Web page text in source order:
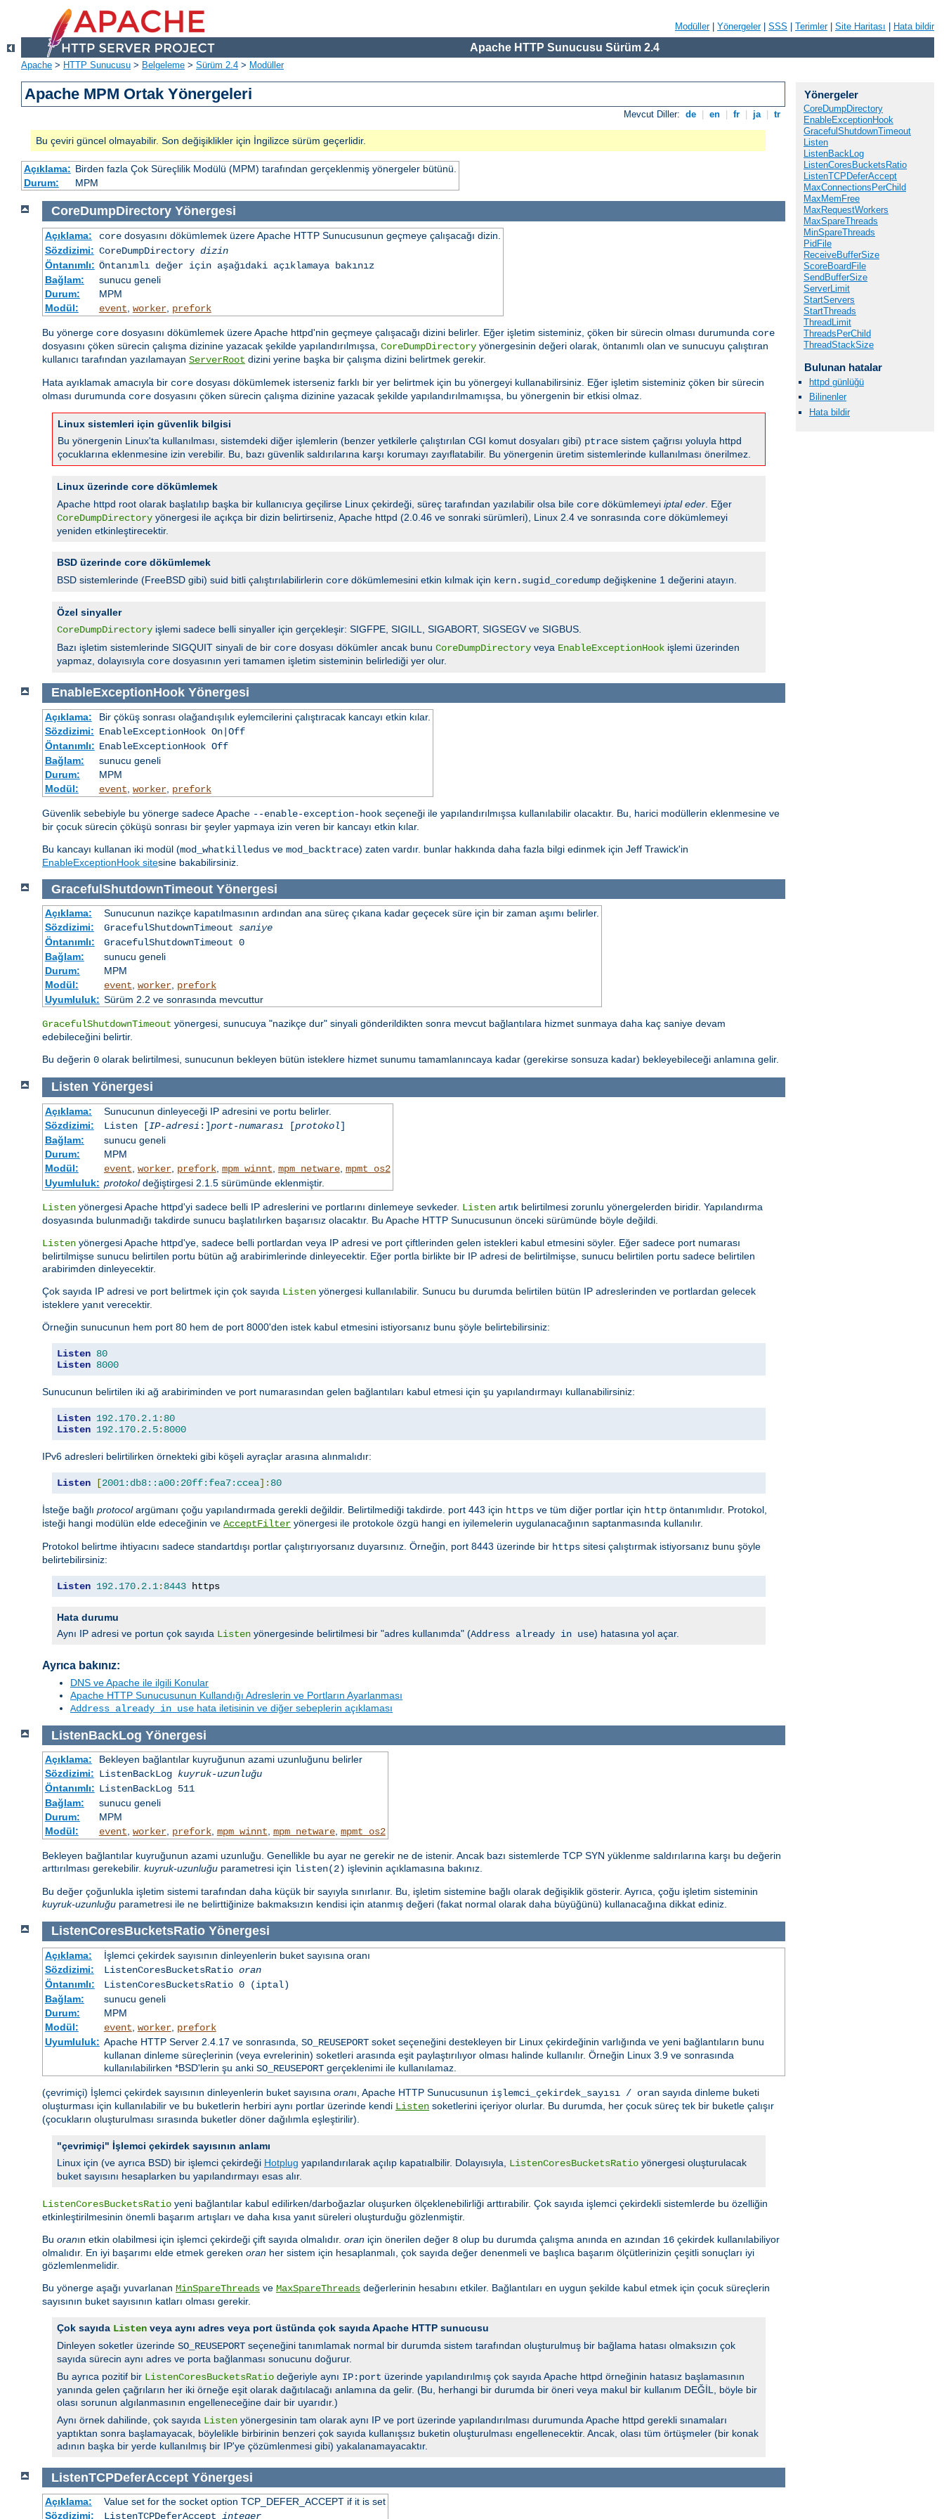
Modüller| Yönergeler| SSS Terimler| Site Haritası Hata bildir
Apache HTTP Sunucusu Sürüm 2.4
Apache > HTTP Sunucusu > Belgeleme > Sürüm 2.4 > Modüller
Apache MPM Ortak Yönergeleri
Mevcut Diller: de en fr ja tr
Bu çeviri güncel olmayabilir. Son değişiklikler için İngilizce sürüm geçerlidir.
Açıklama: Birden fazla Çok Süreçlilik Modülü (MPM) tarafından gerçeklenmiş yönergeler bütünü.
Durum:
MPM
CoreDumpDirectoryYönergesi
Açıklama: coredosyasını dökümlemek üzere Apache HTTP Sunucusunun geçmeye çalışacağı dizin.
Sözdizimi: CoreDumpDirectory dizin
Öntanımlı: Öntanımlı değer için aşağıdaki açıklamaya bakınız
Bağlam:
sunucu geneli
Durum:
MPM
Modül:
event worker, prefork
Bu yönerge core dosyasını dökümlemek üzere Apache httpd'nin geçmeye çalışacağı dizini belirler. Eğer işletim sisteminiz, çöken bir sürecin olması durumunda core
dosyasını çöken sürecin çalışma dizinine yazacak şekilde yapılandırılmışsa, CoreDumpDirectory yönergesinin değeri olarak, öntanımlı olan ve sunucuyu çalıştıran
kullanıcı tarafından yazılamayan ServerRoot dizini yerine başka bir çalışma dizini belirtmek gerekir.
Hata ayıklamak amacıyla bir core dosyası dökümlemek isterseniz farklı bir yer belirtmek için bu yönergeyi kullanabilirsiniz. Eğer işletim sisteminiz çöken bir sürecin
olması durumunda core dosyasını çöken sürecin çalışma dizinine yazacak şekilde yapılandırılmamışsa, bu yönergenin bir etkisi olmaz.
Linux sistemleri için güvenlik bilgisi
Bu yönergenin Linux'ta kullanılması, sistemdeki diğer işlemlerin (benzer yetkilerle çalıştırılan CGI komut dosyaları gibi) ptrace sistem çağrısı yoluyla httpd
çocuklarına eklenmesine izin verebilir. Bu, bazı güvenlik saldırılarına karşı korumayı zayıflatabilir. Bu yönergenin üretim sistemlerinde kullanılması önerilmez.
Linux üzerinde core dökümlemek
Apache httpd root olarak başlatılıp başka bir kullanıcıya geçilirse Linux çekirdeği, süreç tarafından yazılabilir olsa bile core dökümlemeyi iptal eder . Eğer
CoreDumpDirectory yönergesi ile açıkça bir dizin belirtirseniz, Apache httpd (2.0.46 ve sonraki sürümleri), Linux 2.4 ve sonrasında core dökümlemeyi
yeniden etkinleştirecektir.
BSD üzerinde core dökümlemek
BSD sistemlerinde (FreeBSD gibi) suid bitli çalıştırılabilirlerin core dökümlemesini etkin kılmak için kern.sugid_coredump değişkenine 1 değerini atayın.
Özel sinyaller
CoreDumpDirectory işlemi sadece belli sinyaller için gerçekleşir: SIGFPE, SIGILL, SIGABORT, SIGSEGV ve SIGBUS.
Bazı işletim sistemlerinde SIGQUIT sinyali de bir core dosyası dökümler ancak bunu CoreDumpDirectory veya EnableExceptionHook işlemi üzerinden
yapmaz, dolayısıyla core dosyasının yeri tamamen işletim sisteminin belirlediği yer olur.
EnableExceptionHookYönergesi
Açıklama:
Bir çöküş sonrası olağandışılık eylemcilerini çalıştıracak kancayı etkin kılar.
Sözdizimi: EnableExceptionHook On|Off
Öntanımlı: EnableExceptionHook Off
Bağlam:
sunucu geneli
Durum:
MPM
Modül:
event worker, prefork
Güvenlik sebebiyle bu yönerge sadece Apache --enable-exception-hook seçeneği ile yapılandırılmışsa kullanılabilir olacaktır. Bu, harici modüllerin eklenmesine ve
bir çocuk sürecin çöküşü sonrası bir şeyler yapmaya izin veren bir kancayı etkin kılar.
Bu kancayı kullanan iki modül (mod_whatkilledus ve mod_backtrace) zaten vardır. bunlar hakkında daha fazla bilgi edinmek için Jeff Trawick'in
EnableExceptionHook sitesine bakabilirsiniz.
GracefulShutdownTimeoutYönergesi
Açıklama:
Sunucunun nazikçe kapatılmasının ardından ana süreç çıkana kadar geçecek süre için bir zaman aşımı belirler.
Sözdizimi:
GracefulShutdownTimeout saniye
Öntanımlı:
GracefulShutdownTimeout 0
Bağlam:
sunucu geneli
Durum:
MPM
Modül:
event, worker, prefork
Uyumluluk: Sürüm 2.2 ve sonrasında mevcuttur
GracefulShutdownTimeout yönergesi, sunucuya "nazikçe dur" sinyali gönderildikten sonra mevcut bağlantılara hizmet sunmaya daha kaç saniye devam
edebileceğini belirtir.
Bu değerin 0 olarak belirtilmesi, sunucunun bekleyen bütün isteklere hizmet sunumu tamamlanıncaya kadar (gerekirse sonsuza kadar) bekleyebileceği anlamına gelir.
Listen Yönergesi
Açıklama:
Sunucunun dinleyeceği IP adresini ve portu belirler.
Sözdizimi:
Listen [IP-adresi :]port-numarası [protokol]
Bağlam:
sunucu geneli
Durum:
MPM
Modül:
event worker, prefork, mpm_winnt mpm_netware, mpmt_os2
Uyumluluk: protokoldeğiştirgesi 2.1.5 sürümünde eklenmiştir.
Listen yönergesi Apache httpd'yi sadece belli IP adreslerini ve portlarını dinlemeye sevkeder. Listen artık belirtilmesi zorunlu yönergelerden biridir. Yapılandırma
dosyasında bulunmadığı takdirde sunucu başlatılırken başarısız olacaktır. Bu Apache HTTP Sunucusunun önceki sürümünde böyle değildi.
Listen yönergesi Apache httpd'ye, sadece belli portlardan veya IP adresi ve port çiftlerinden gelen istekleri kabul etmesini söyler. Eğer sadece port numarası
belirtilmişse sunucu belirtilen portu bütün ağ arabirimlerinde dinleyecektir. Eğer portla birlikte bir IP adresi de belirtilmişse, sunucu belirtilen portu sadece belirtilen
arabirimden dinleyecektir.
Çok sayıda IP adresi ve port belirtmek için çok sayıda Listen yönergesi kullanılabilir. Sunucu bu durumda belirtilen bütün IP adreslerinden ve portlardan gelecek
isteklere yanıt verecektir.
Örneğin sunucunun hem port 80 hem de port 8000'den istek kabul etmesini istiyorsanız bunu şöyle belirtebilirsiniz:
Listen 80
Listen 8000
Sunucunun belirtilen iki ağ arabiriminden ve port numarasından gelen bağlantıları kabul etmesi için şu yapılandırmayı kullanabilirsiniz:
Listen 192.170. 2.1: 80
Listen 192.170. 2.5: 8000
IPv6 adresleri belirtilirken örnekteki gibi köşeli ayraçlar arasına alınmalıdır:
Listen [2001:db8::a00:20ff:fea7:ccea]: 80
İsteğe bağlı protocolargümanı çoğu yapılandırmada gerekli değildir. Belirtilmediği takdirde. port 443 için https ve tüm diğer portlar için http öntanımlıdır. Protokol,
isteği hangi modülün elde edeceğinin ve AcceptFilter yönergesi ile protokole özgü hangi en iyilemelerin uygulanacağının saptanmasında kullanılır.
Protokol belirtme ihtiyacını sadece standartdışı portlar çalıştırıyorsanız duyarsınız. Örneğin, port 8443 üzerinde bir https sitesi çalıştırmak istiyorsanız bunu şöyle
belirtebilirsiniz:
Listen 192.170. 2.1: 8443 https
Hata durumu
Aynı IP adresi ve portun çok sayıda Listen yönergesinde belirtilmesi bir "adres kullanımda" (Address already in use) hatasına yol açar.
Ayrıca bakınız:
DNS ve Apache ile ilgili Konular
Apache HTTP Sunucusunun Kullandığı Adreslerin ve Portların Ayarlanması
Address already in use hata iletisinin ve diğer sebeplerin açıklaması
ListenBackLog Yönergesi
Açıklama:
Bekleyen bağlantılar kuyruğunun azami uzunluğunu belirler
Sözdizimi: ListenBackLog kuyruk-uzunluğu
Öntanımlı: ListenBackLog 511
Bağlam:
sunucu geneli
Durum:
MPM
Modül:
event, worker, prefork, mpm_winnt, mpm_netware, mpmt_os2
Bekleyen bağlantılar kuyruğunun azami uzunluğu. Genellikle bu ayar ne gerekir ne de istenir. Ancak bazı sistemlerde TCP SYN yüklenme saldırılarına karşı bu değerin
arttırılması gerekebilir. kuyruk-uzunluğu parametresi için listen(2) işlevinin açıklamasına bakınız.
Bu değer çoğunlukla işletim sistemi tarafından daha küçük bir sayıyla sınırlanır. Bu, işletim sistemine bağlı olarak değişiklik gösterir. Ayrıca, çoğu işletim sisteminin
kuyruk-uzunluğu parametresi ile ne belirttiğinize bakmaksızın kendisi için atanmış değeri (fakat normal olarak daha büyüğünü) kullanacağına dikkat ediniz.
ListenCoresBucketsRatioYönergesi
Açıklama:
İşlemci çekirdek sayısının dinleyenlerin buket sayısına oranı
Sözdizimi:
ListenCoresBucketsRatio oran
Öntanımlı:
ListenCoresBucketsRatio 0 (iptal)
Bağlam:
sunucu geneli
Durum:
MPM
Modül:
event worker, prefork
Uyumluluk: Apache HTTP Server 2.4.17 ve sonrasında, SO_REUSEPORTsoket seçeneğini destekleyen bir Linux çekirdeğinin varlığında ve yeni bağlantıların bunu
kullanan dinleme süreçlerinin (veya evrelerinin) soketleri arasında eşit paylaştırılıyor olması halinde kullanılır. Örneğin Linux 3.9 ve sonrasında
kullanılabilirken *BSD'lerin şu anki SO_REUSEPORTgerçeklenimi ile kullanılamaz.
(çevrimiçi) İşlemci çekirdek sayısının dinleyenlerin buket sayısına oranı, Apache HTTP Sunucusunun işlemci_çekirdek_sayısı / oran sayıda dinleme buketi
oluşturması için kullanılabilir ve bu buketlerin herbiri aynı portlar üzerinde kendi Listen soketlerini içeriyor olurlar. Bu durumda, her çocuk süreç tek bir buketle çalışır
(çocukların oluşturulması sırasında buketler döner dağılımla eşleştirilir).
"çevrimiçi" İşlemci çekirdek sayısının anlamı
Linux için (ve ayrıca BSD) bir işlemci çekirdeği Hotplug yapılandırılarak açılıp kapatıalbilir. Dolayısıyla, ListenCoresBucketsRatio yönergesi oluşturulacak
buket sayısını hesaplarken bu yapılandırmayı esas alır.
ListenCoresBucketsRatio yeni bağlantılar kabul edilirken/darboğazlar oluşurken ölçeklenebilirliği arttırabilir. Çok sayıda işlemci çekirdekli sistemlerde bu özelliğin
etkinleştirilmesinin önemli başarım artışları ve daha kısa yanıt süreleri oluşturduğu gözlenmiştir.
Bu oranın etkin olabilmesi için işlemci çekirdeği çift sayıda olmalıdır. oran için önerilen değer 8 olup bu durumda çalışma anında en azından 16 çekirdek kullanılabiliyor
olmalıdır. En iyi başarımı elde etmek gereken oran her sistem için hesaplanmalı, çok sayıda değer denenmeli ve başlıca başarım ölçütlerinizin çeşitli sonuçları iyi
gözlemlenmelidir.
Bu yönerge aşağı yuvarlanan MinSpareThreads ve MaxSpareThreads değerlerinin hesabını etkiler. Bağlantıları en uygun şekilde kabul etmek için çocuk süreçlerin
sayısının buket sayısının katları olması gerekir.
Çok sayıda Listen veya aynı adres veya port üstünda çok sayıda Apache HTTP sunucusu
Dinleyen soketler üzerinde SO_REUSEPORT seçeneğini tanımlamak normal bir durumda sistem tarafından oluşturulmuş bir bağlama hatası olmaksızın çok
sayıda sürecin aynı adres ve porta bağlanması sonucunu doğurur.
Bu ayrıca pozitif bir ListenCoresBucketsRatio değeriyle aynı IP:port üzerinde yapılandırılmış çok sayıda Apache httpd örneğinin hatasız başlamasının
yanında gelen çağrıların her iki örneğe eşit olarak dağıtılacağı anlamına da gelir. (Bu, herhangi bir durumda bir öneri veya makul bir kullanım DEĞİL, böyle bir
olası sorunun algılanmasının engelleneceğine dair bir uyarıdır.)
Aynı örnek dahilinde, çok sayıda Listen yönergesinin tam olarak aynı IP ve port üzerinde yapılandırılması durumunda Apache httpd gerekli sınamaları
yaptıktan sonra başlamayacak, böylelikle birbirinin benzeri çok sayıda kullanışsız buketin oluşturulması engellenecektir. Ancak, olası tüm örtüşmeler (bir konak
adının başka bir yerde kullanılmış bir IP'ye çözümlenmesi gibi) yakalanamayacaktır.
ListenTCPDeferAcceptYönergesi
Açıklama:
Value set for the socket option TCP_DEFER_ACCEPT if it is set
Sözdizimi:
ListenTCPDeferAccept integer
Yönergeler
CoreDumpDirectory
EnableExceptionHook
GracefulShutdownTimeout
Listen
ListenBackLog
ListenCoresBucketsRatio
ListenTCPDeferAccept
MaxConnectionsPerChild
MaxMemFree
MaxRequestWorkers
MaxSpareThreads
MinSpareThreads
PidFile
ReceiveBufferSize
ScoreBoardFile
SendBufferSize
ServerLimit
StartServers
StartThreads
ThreadLimit
ThreadsPerChild
ThreadStackSize
Bulunan hatalar
httpd günlüğü
Bilinenler
Hata bildir